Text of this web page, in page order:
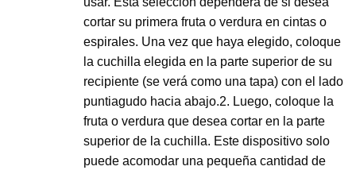
cortar su primera fruta o verdura en cintas o
espirales. Una vez que haya elegido, coloque
la cuchilla elegida en la parte superior de su
recipiente (se verá como una tapa) con el lado
puntiagudo hacia abajo.2. Luego, coloque la
fruta o verdura que desea cortar en la parte
superior de la cuchilla. Este dispositivo solo
puede acomodar una pequeña cantidad de